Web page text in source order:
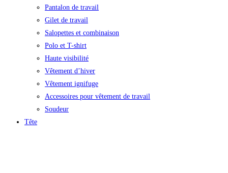
Pantalon de travail
Gilet de travail
Salopettes et combinaison
Polo et T-shirt
Haute visibilité
Vêtement d’hiver
Vêtement ignifuge
Accessoires pour vêtement de travail
Soudeur
Tête